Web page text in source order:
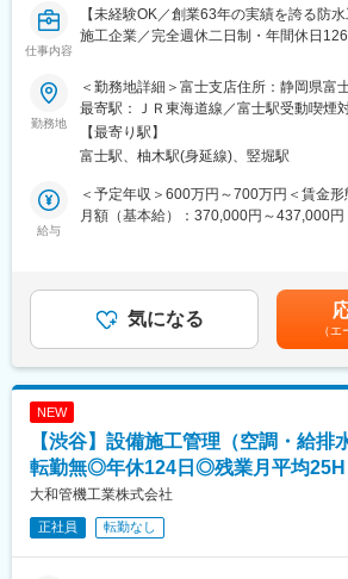
日)）
上記（2）は夜勤明けが終日お休み＋その
→【水】お休み→【木】日勤8:15～
→【土】8:14退勤（日中お休み）→【日
夜勤明けは日中の仕事はお休みですが、
す。病院勤務という特性上、長期休暇は
■入社後の流れ：
また、入社後すぐの夜勤はなく、慣れて
ります。
■当社について：
サーラグループの建物総合管理会社です
医療福祉施設・商業施設・教育施設など
守を始め、修理・リニューアル工事など
全管理と快適な都市環境づくりに努める
管理・運営面のサポートや、既存環境の
提案するなど、お客様の空間環境をより
仕事内容
【未経験OK／創業63年の実績を誇る防
施工企業／完全週休二日制・年間休日126
■業務内容：
・富士市の本部配属となります。ベテラ
請で受注する防水工事、大規模修繕工事
管理など統括業務補佐を担当して頂きます
■業務詳細：
直接受注工事が工事全体の8割以上を占め
し、工事に問題点があれば共に考え改善
ではありません。慣れない内は勉強が必
作り上げる、やりがいのある仕事です。
■魅力：
当社の案件の大半は元請けのため、企業
工期を調整し、土日休みの工程を組むこ
社員は、自宅で朝のウェブ会議に参加し
勤務地
＜勤務地詳細＞富士支店住所：静岡県富
最寄駅：ＪＲ東海道線／富士駅受動喫煙
の範囲：会社の定める事業所
【最寄り駅】
富士駅、柚木駅(身延線)、竪堀駅
給与
＜予定年収＞600万円～700万円＜賃金
月額（基本給）：370,000円～437,000
気になる
（
NEW
【渋谷】設備施工管理（空調・給
転勤無◎年休124日◎残業月平均25H
大和管機工業株式会社
正社員 転勤なし